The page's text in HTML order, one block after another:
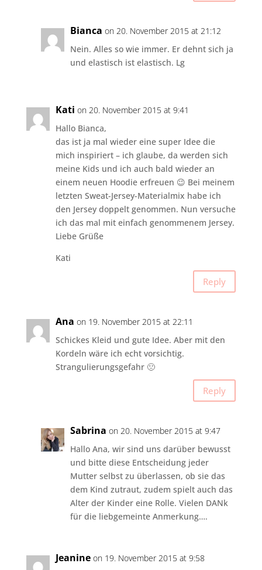
Bianca on 20. November 2015 at 21:12
Nein. Alles so wie immer. Er dehnt sich ja
und elastisch ist elastisch. Lg
Kati on 20. November 2015 at 9:41
Hallo Bianca,
das ist ja mal wieder eine super Idee die
mich inspiriert – ich glaube, da werden sich
meine Kids und ich auch bald wieder an
einem neuen Hoodie erfreuen 😉 Bei meinem
letzten Sweat-Jersey-Materialmix habe ich
den Jersey doppelt genommen. Nun versuche
ich das mal mit einfach genommenem Jersey.
Liebe Grüße
Kati
Reply
Ana on 19. November 2015 at 22:11
Schickes Kleid und gute Idee. Aber mit den
Kordeln wäre ich echt vorsichtig.
Strangulierungsgefahr 🙁
Reply
Sabrina on 20. November 2015 at 9:47
Hallo Ana, wir sind uns darüber bewusst
und bitte diese Entscheidung jeder
Mutter selbst zu überlassen, ob sie das
dem Kind zutraut, zudem spielt auch das
Alter der Kinder eine Rolle. Vielen DANk
für die liebgemeinte Anmerkung….
Jeanine on 19. November 2015 at 9:58